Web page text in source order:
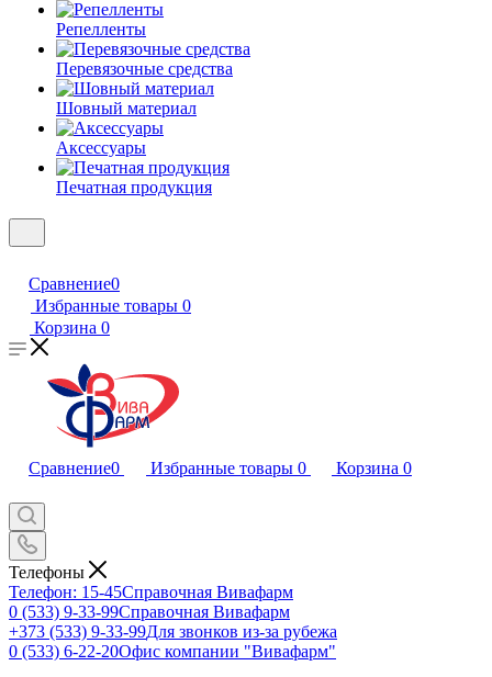
Репелленты
Перевязочные средства
Шовный материал
Аксессуары
Печатная продукция
Сравнение0
Избранные товары 0
Корзина 0
Сравнение0 Избранные товары 0 Корзина 0
Телефоны
Телефон: 15-45Справочная Вивафарм
0 (533) 9-33-99Справочная Вивафарм
+373 (533) 9-33-99Для звонков из-за рубежа
0 (533) 6-22-20Офис компании "Вивафарм"